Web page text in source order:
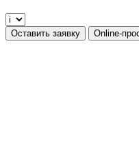
Оставить заявку Online-